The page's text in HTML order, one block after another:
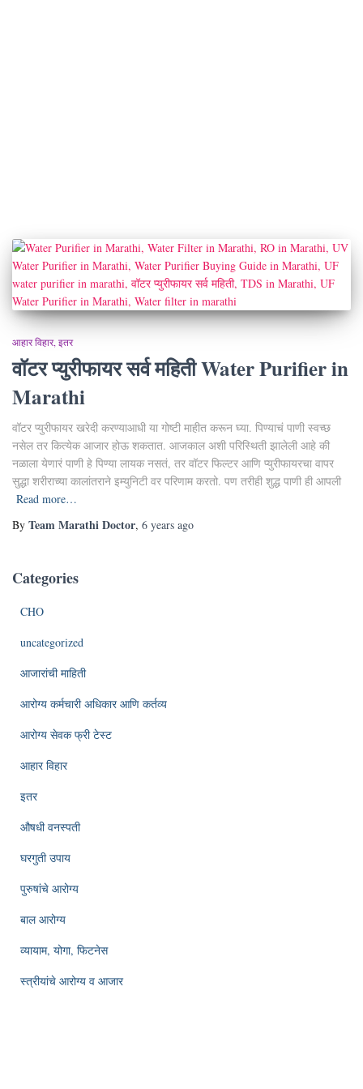
आहार विहार इतर
वॉटर प्युरीफायर सर्व महिती Water Purifier in
Marathi
वॉटर प्युरीफायर खरेदी करण्याआधी या गोष्टी माहीत करून घ्या. पिण्याचं पाणी स्वच्छ
नसेल तर कित्येक आजार होऊ शकतात. आजकाल अशी परिस्थिती झालेली आहे की
नळाला येणारं पाणी हे पिण्या लायक नसतं, तर वॉटर फिल्टर आणि प्युरीफायरचा वापर
सुद्धा शरीराच्या कालांतराने इम्युनिटी वर परिणाम करतो. पण तरीही शुद्ध पाणी ही आपली
Read more…
By Team Marathi Doctor, 6 years ago
Categories
CHO
uncategorized
आजारांची माहिती
आरोग्य कर्मचारी अधिकार आणि कर्तव्य
आरोग्य सेवक फ्री टेस्ट
आहार विहार
इतर
औषधी वनस्पती
घरगुती उपाय
पुरुषांचे आरोग्य
बाल आरोग्य
व्यायाम, योगा, फिटनेस
स्त्रीयांचे आरोग्य व आजार